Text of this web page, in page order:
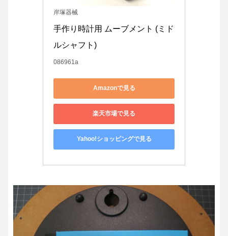
岸塚器械
手作り時計用 ムーブメント (ミド
ルシャフト)
086961a
Amazonで見る
楽天市場で見る
Yahoo!ショッピングで見る